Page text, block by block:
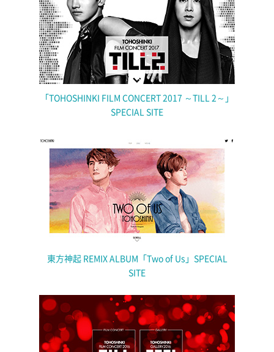
「TOHOSHINKI FILM CONCERT 2017 ～TILL 2～」
SPECIAL SITE
東方神起 REMIX ALBUM「Two of Us」SPECIAL
SITE